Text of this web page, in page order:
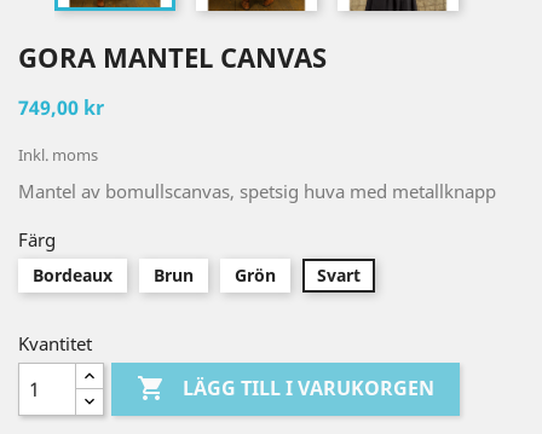
GORA MANTEL CANVAS
749,00 kr
Inkl. moms
Mantel av bomullscanvas, spetsig huva med metallknapp
Färg
Bordeaux Brun Grön Svart
Kvantitet
 LÄGG TILL I VARUKORGEN